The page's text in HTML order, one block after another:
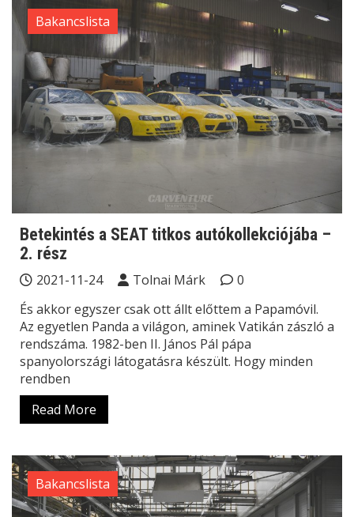
Bakancslista
Betekintés a SEAT titkos autókollekciójába –
2. rész
2021-11-24 Tolnai Márk
0
És akkor egyszer csak ott állt előttem a Papamóvil.
Az egyetlen Panda a világon, aminek Vatikán zászló a
rendszáma. 1982-ben II. János Pál pápa
spanyolországi látogatásra készült. Hogy minden
rendben
Read More
Bakancslista